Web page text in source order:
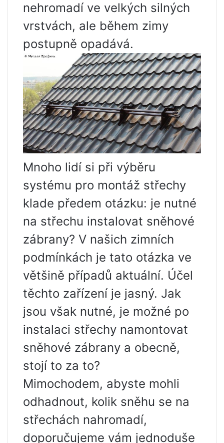
nehromadí ve velkých silných
vrstvách, ale během zimy
postupně opadává.
Mnoho lidí si při výběru
systému pro montáž střechy
klade předem otázku: je nutné
na střechu instalovat sněhové
zábrany? V našich zimních
podmínkách je tato otázka ve
většině případů aktuální. Účel
těchto zařízení je jasný. Jak
jsou však nutné, je možné po
instalaci střechy namontovat
sněhové zábrany a obecně,
stojí to za to?
Mimochodem, abyste mohli
odhadnout, kolik sněhu se na
střechách nahromadí,
doporučujeme vám jednoduše